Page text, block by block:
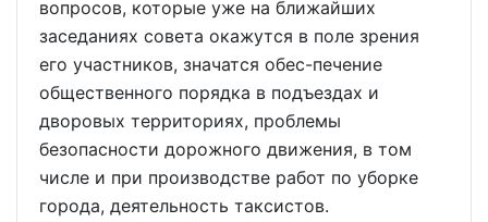
вопросов, которые уже на ближайших
заседаниях совета окажутся в поле зрения
его участников, значатся обес-печение
общественного порядка в подъездах и
дворовых территориях, проблемы
безопасности дорожного движения, в том
числе и при производстве работ по уборке
города, деятельность таксистов.